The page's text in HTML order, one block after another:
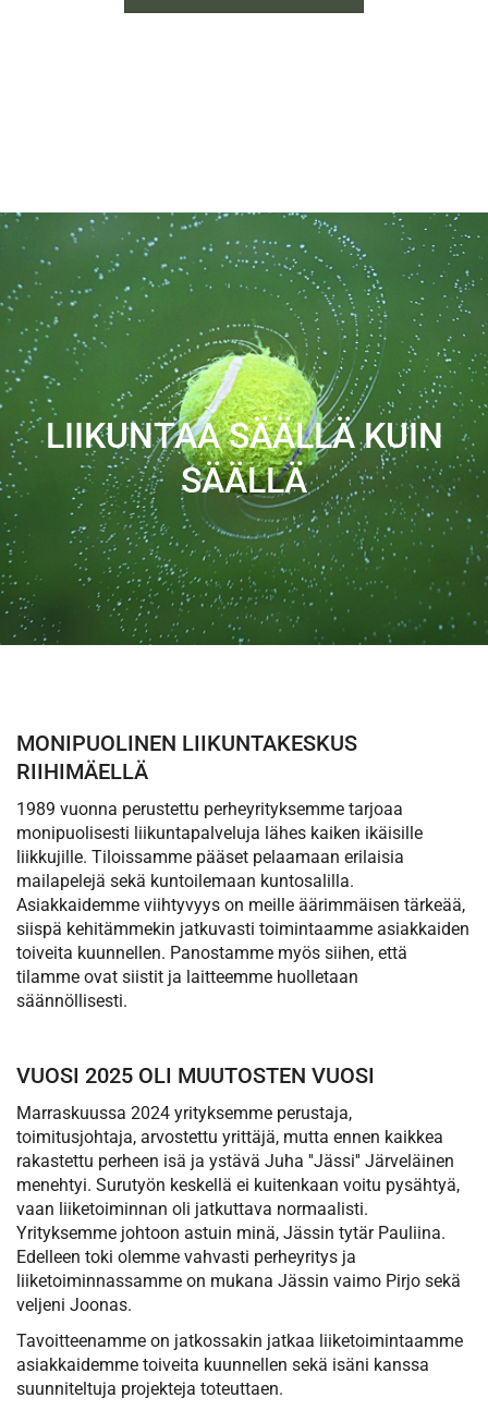
LIIKUNTAA SÄÄLLÄ KUIN
SÄÄLLÄ
MONIPUOLINEN LIIKUNTAKESKUS
RIIHIMÄELLÄ
1989 vuonna perustettu perheyrityksemme tarjoaa
monipuolisesti liikuntapalveluja lähes kaiken ikäisille
liikkujille. Tiloissamme pääset pelaamaan erilaisia
mailapelejä sekä kuntoilemaan kuntosalilla.
Asiakkaidemme viihtyvyys on meille äärimmäisen tärkeää,
siispä kehitämmekin jatkuvasti toimintaamme asiakkaiden
toiveita kuunnellen. Panostamme myös siihen, että
tilamme ovat siistit ja laitteemme huolletaan
säännöllisesti.
VUOSI 2025 OLI MUUTOSTEN VUOSI
Marraskuussa 2024 yrityksemme perustaja,
toimitusjohtaja, arvostettu yrittäjä, mutta ennen kaikkea
rakastettu perheen isä ja ystävä Juha ''Jässi'' Järveläinen
menehtyi. Surutyön keskellä ei kuitenkaan voitu pysähtyä,
vaan liiketoiminnan oli jatkuttava normaalisti.
Yrityksemme johtoon astuin minä, Jässin tytär Pauliina.
Edelleen toki olemme vahvasti perheyritys ja
liiketoiminnassamme on mukana Jässin vaimo Pirjo sekä
veljeni Joonas.
Tavoitteenamme on jatkossakin jatkaa liiketoimintaamme
asiakkaidemme toiveita kuunnellen sekä isäni kanssa
suunniteltuja projekteja toteuttaen.